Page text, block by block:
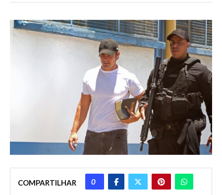
COMPARTILHAR 0